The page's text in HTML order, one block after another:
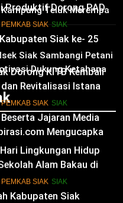
Siak ke- 25
Jajaran Media
Mengucapkan
RI Ke-79
Kabupaten Siak
Teluk Merempan
Waga
Siak Sambangi Petani
Dukung Ketahanan
Produktif Dorong PAD
Warga
SIAK SIAK
Dorong KITB Kembali
Revitalisasi Istana
Siak SIAK SIAK
Lingkungan Hidup
Alam Bakau di
Generasi Penjaga
SIAK SIAK